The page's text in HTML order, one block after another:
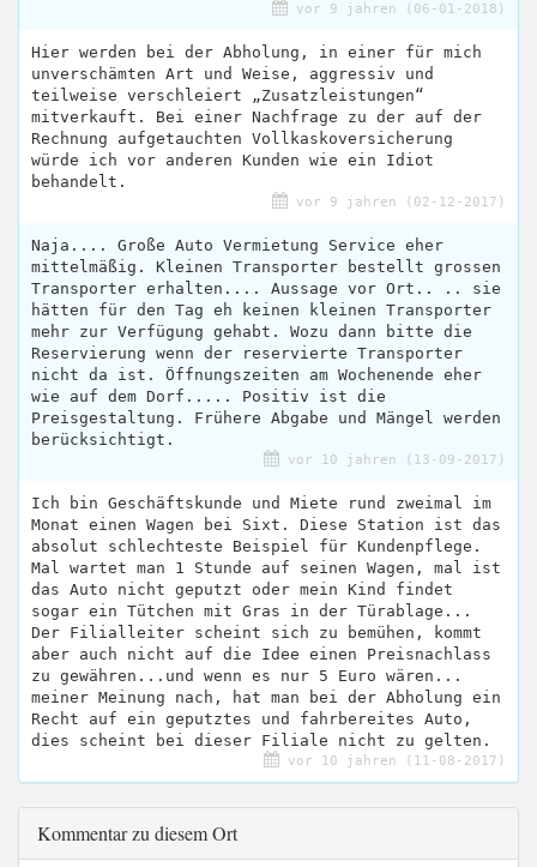
vor 9 jahren (06-01-2018)
Hier werden bei der Abholung, in einer für mich
unverschämten Art und Weise, aggressiv und
teilweise verschleiert „Zusatzleistungen“
mitverkauft. Bei einer Nachfrage zu der auf der
Rechnung aufgetauchten Vollkaskoversicherung
würde ich vor anderen Kunden wie ein Idiot
behandelt.
vor 9 jahren (02-12-2017)
Naja.... Große Auto Vermietung Service eher
mittelmäßig. Kleinen Transporter bestellt grossen
Transporter erhalten.... Aussage vor Ort.. .. sie
hätten für den Tag eh keinen kleinen Transporter
mehr zur Verfügung gehabt. Wozu dann bitte die
Reservierung wenn der reservierte Transporter
nicht da ist. Öffnungszeiten am Wochenende eher
wie auf dem Dorf..... Positiv ist die
Preisgestaltung. Frühere Abgabe und Mängel werden
berücksichtigt.
vor 10 jahren (13-09-2017)
Ich bin Geschäftskunde und Miete rund zweimal im
Monat einen Wagen bei Sixt. Diese Station ist das
absolut schlechteste Beispiel für Kundenpflege.
Mal wartet man 1 Stunde auf seinen Wagen, mal ist
das Auto nicht geputzt oder mein Kind findet
sogar ein Tütchen mit Gras in der Türablage...
Der Filialleiter scheint sich zu bemühen, kommt
aber auch nicht auf die Idee einen Preisnachlass
zu gewähren...und wenn es nur 5 Euro wären...
meiner Meinung nach, hat man bei der Abholung ein
Recht auf ein geputztes und fahrbereites Auto,
dies scheint bei dieser Filiale nicht zu gelten.
vor 10 jahren (11-08-2017)
Kommentar zu diesem Ort